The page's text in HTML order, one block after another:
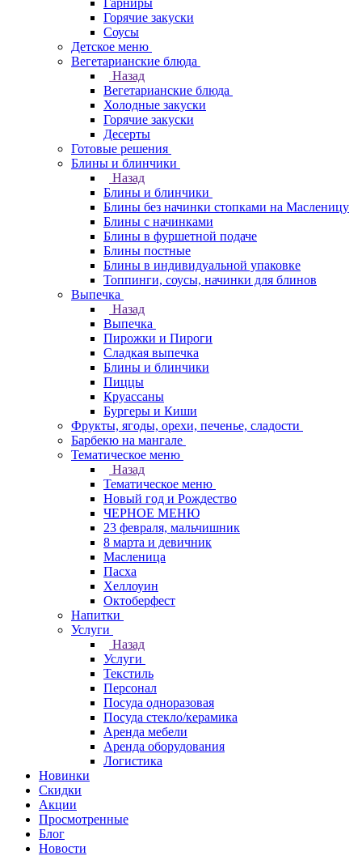
Гарниры
Горячие закуски
Соусы
Детское меню
Вегетарианские блюда
Назад
Вегетарианские блюда
Холодные закуски
Горячие закуски
Десерты
Готовые решения
Блины и блинчики
Назад
Блины и блинчики
Блины без начинки стопками на Масленицу
Блины с начинками
Блины в фуршетной подаче
Блины постные
Блины в индивидуальной упаковке
Топпинги, соусы, начинки для блинов
Выпечка
Назад
Выпечка
Пирожки и Пироги
Сладкая выпечка
Блины и блинчики
Пиццы
Круасcаны
Бургеры и Киши
Фрукты, ягоды, орехи, печенье, сладости
Барбекю на мангале
Тематическое меню
Назад
Тематическое меню
Новый год и Рождество
ЧЕРНОЕ МЕНЮ
23 февраля, мальчишник
8 марта и девичник
Масленица
Пасха
Хеллоуин
Октоберфест
Напитки
Услуги
Назад
Услуги
Текстиль
Персонал
Посуда одноразовая
Посуда стекло/керамика
Аренда мебели
Аренда оборудования
Логистика
Новинки
Скидки
Акции
Просмотренные
Блог
Новости